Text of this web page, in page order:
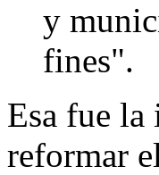
y
fines".
Esa fue la
reformar